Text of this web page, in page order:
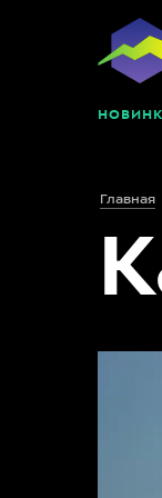
Главная